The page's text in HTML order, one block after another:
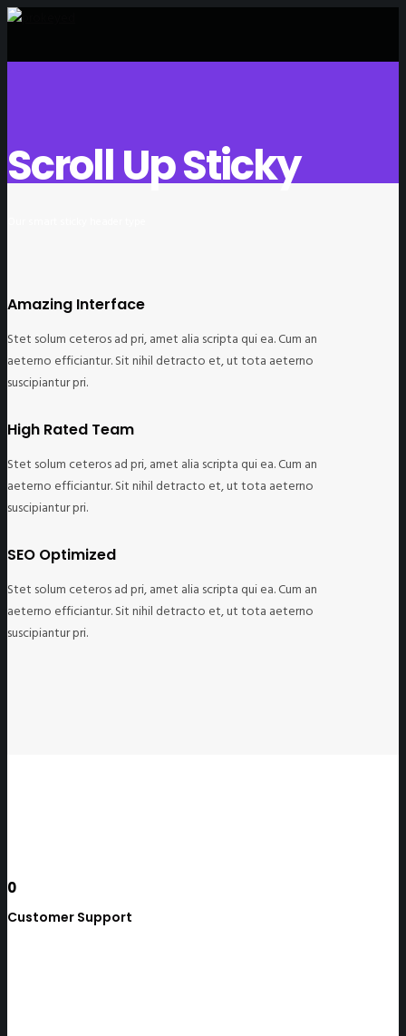
Scroll Up Sticky
Amazing Interface
Stet solum ceteros ad pri, amet alia scripta qui ea. Cum an
aeterno efficiantur. Sit nihil detracto et, ut tota aeterno
suscipiantur pri.
High Rated Team
Stet solum ceteros ad pri, amet alia scripta qui ea. Cum an
aeterno efficiantur. Sit nihil detracto et, ut tota aeterno
suscipiantur pri.
SEO Optimized
Stet solum ceteros ad pri, amet alia scripta qui ea. Cum an
aeterno efficiantur. Sit nihil detracto et, ut tota aeterno
suscipiantur pri.
0
Customer Support